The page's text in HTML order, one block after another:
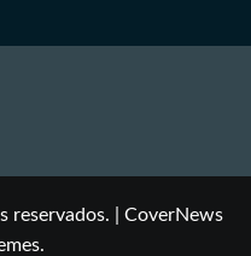
reservados.
CoverNews